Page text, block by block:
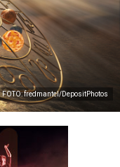
FOTO: fredmantel/DepositPhotos